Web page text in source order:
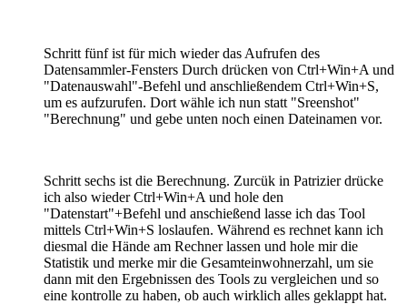
Schritt fünf ist für mich wieder das Aufrufen des
Datensammler-Fensters Durch drücken von Ctrl+Win+A und
"Datenauswahl"-Befehl und anschließendem Ctrl+Win+S,
um es aufzurufen. Dort wähle ich nun statt "Sreenshot"
"Berechnung" und gebe unten noch einen Dateinamen vor.
Schritt sechs ist die Berechnung. Zurcük in Patrizier drücke
ich also wieder Ctrl+Win+A und hole den
"Datenstart"+Befehl und anschießend lasse ich das Tool
mittels Ctrl+Win+S loslaufen. Während es rechnet kann ich
diesmal die Hände am Rechner lassen und hole mir die
Statistik und merke mir die Gesamteinwohnerzahl, um sie
dann mit den Ergebnissen des Tools zu vergleichen und so
eine kontrolle zu haben, ob auch wirklich alles geklappt hat.